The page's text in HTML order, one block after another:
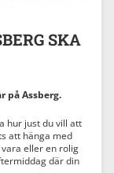
SKA
på Assberg.
hur just du vill att
att hänga med
eller en rolig
där din